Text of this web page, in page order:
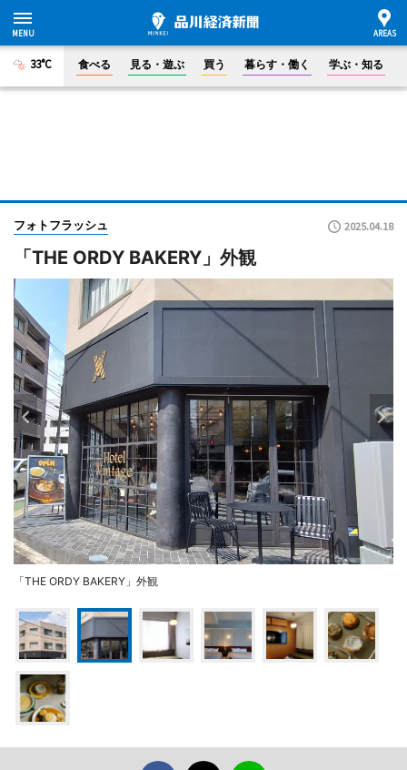
33°C 食べる 見る・遊ぶ 買う 暮らす・働く 学ぶ・知る
フォトフラッシュ 2025.04.18
「THE ORDY BAKERY」外観
「THE ORDY BAKERY」外観